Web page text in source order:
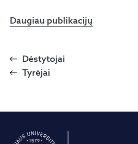
Daugiau publikacijų
Dėstytojai
Tyrėjai